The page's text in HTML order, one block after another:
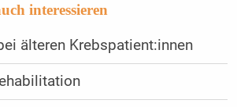
interessieren
älteren Krebspatient:innen